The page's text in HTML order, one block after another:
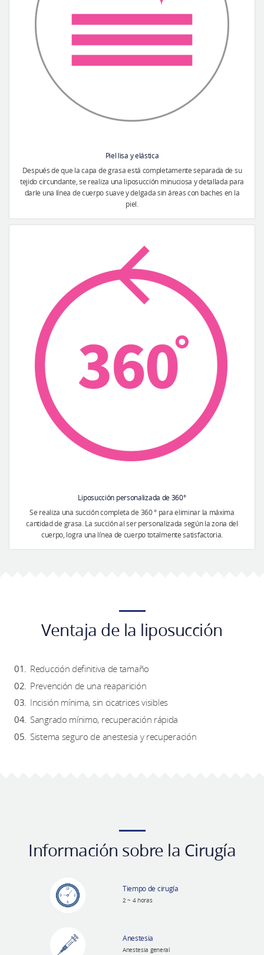
Piel lisa y elástica
Después de que la capa de grasa está completamente separada de su
tejido circundante, se realiza una liposucción minuciosa y detallada para
darle una línea de cuerpo suave y delgada sin áreas con baches en la
piel.
Liposucción personalizada de 360°
Se realiza una succión completa de 360 ° para eliminar la máxima
cantidad de grasa. La succión al ser personalizada según la zona del
cuerpo, logra una línea de cuerpo totalmente satisfactoria.
Ventaja de la liposucción
Reducción definitiva de tamaño
Prevención de una reaparición
Incisión mínima, sin cicatrices visibles
Sangrado mínimo, recuperación rápida
Sistema seguro de anestesia y recuperación
Información sobre la Cirugía
Tiempo de cirugía
2 ~ 4 horas
Anestesia
Anestesia general